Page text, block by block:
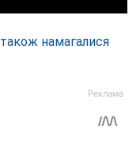
також намагалися